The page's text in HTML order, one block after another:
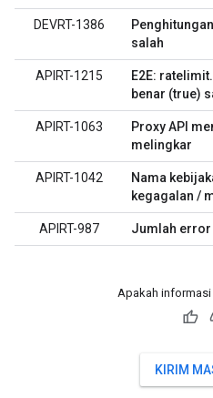
DEVRT-1386
salah
APIRT-1215
E2E:
benar (true)
APIRT-1063
Proxy API
melingkar
APIRT-1042
Nama
kegagalan /
APIRT-987 Jumlah error
Apakah
KIRIM